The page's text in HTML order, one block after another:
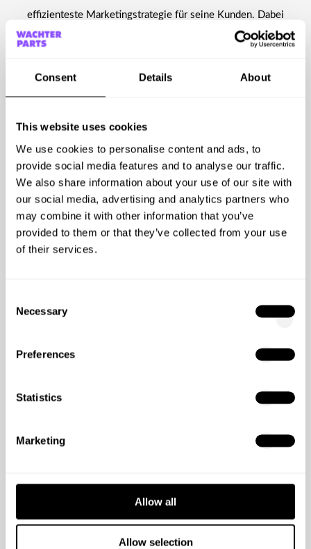
Consent Details About
This website uses cookies
We use cookies to personalise content and ads, to
provide social media features and to analyse our traffic.
We also share information about your use of our site with
our social media, advertising and analytics partners who
may combine it with other information that you’ve
provided to them or that they’ve collected from your use
of their services.
Selection
Necessary
Preferences
Statistics
Marketing
Allow all
Allow selection
effizienteste Marketingstrategie für seine Kunden. Dabei
steht die optimale Kombination von klassischen und
gestalterische Ansätze, profundes Wissen über digitale
Zusammenhänge und Entwicklungen sowie Partnerschaften
erfolgreicher Kundenorientierung.
Sebastian
Wachter